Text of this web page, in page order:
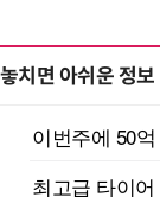
놓치면 아쉬운 정보